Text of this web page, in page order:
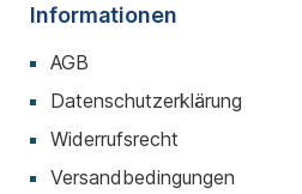
Informationen
AGB
Datenschutzerklärung
Widerrufsrecht
Versandbedingungen